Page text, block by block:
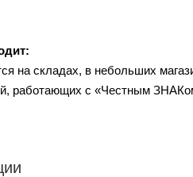
на складах, в небольших
работающих с «Честным